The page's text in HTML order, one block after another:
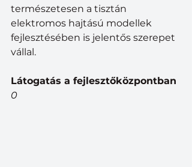
természetesen a tisztán
elektromos hajtású modellek
fejlesztésében is jelentős szerepet
vállal.
Látogatás a fejlesztőközpontban
0